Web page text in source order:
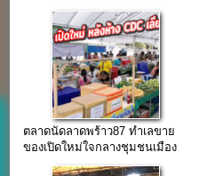
ตลาดนัดลาดพร้าว87 ทำเลขาย
ของเปิดใหม่ใจกลางชุมชนเมือง